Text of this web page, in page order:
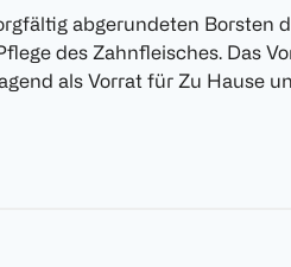
abgerundeten Borsten
des Zahnfleisches. Das
als Vorrat für Zu Hause